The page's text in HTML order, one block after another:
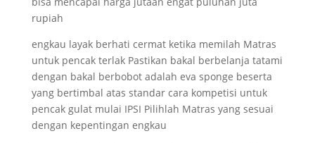
rupiah
engkau layak berhati cermat ketika memilah Matras
untuk pencak terlak Pastikan bakal berbelanja tatami
dengan bakal berbobot adalah eva sponge beserta
yang bertimbal atas standar cara kompetisi untuk
pencak gulat mulai IPSI Pilihlah Matras yang sesuai
dengan kepentingan engkau